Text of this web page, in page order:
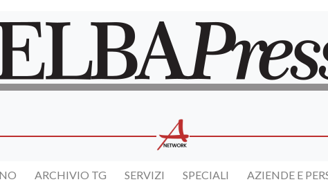
ARCHIVIO TG SERVIZI SPECIALI AZIENDE E